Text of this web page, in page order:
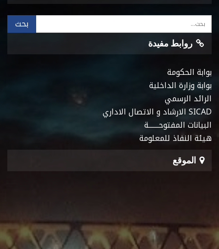
روابط مفيدة
بوابة الحكومة
بوابة وزارة الداخلية
الرائد الرسمي
SICAD الارشاد و الاتصال الاداري
البيانات المفتوحـــــــة
هيئة النفاذ للمعلومة
الموقع